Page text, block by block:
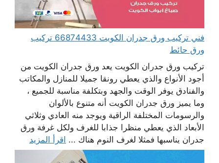
فني تركيب ورق جدران الكويت 66874433 تركيب
ورق حائط
تركيب ورق جدران الكويت يعد ورق جدران الكويت من
أجود الأنواع والذي يعطي رونقا جميلا للمنازل والمكاتب
والفنادق يوفر الوقت والجهد وبتكلفة مناسبة للجميع ،
وما يميز ورق جدران الكويت أنه متنوع بالألوان
والرسومات المختلفة الراقية ويوجد منه العادي وثلاثي
الأبعاد الذي يعطي منظرا جذابا للغرف ولكل غرفة ورق
جدران يناسبها فمثلا لغرف النوم هناك ... اقرأ المزيد